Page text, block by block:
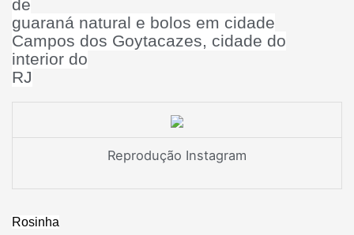
de
guaraná natural e bolos em cidade
Campos dos Goytacazes, cidade do
interior do
RJ
Reprodução Instagram
Rosinha